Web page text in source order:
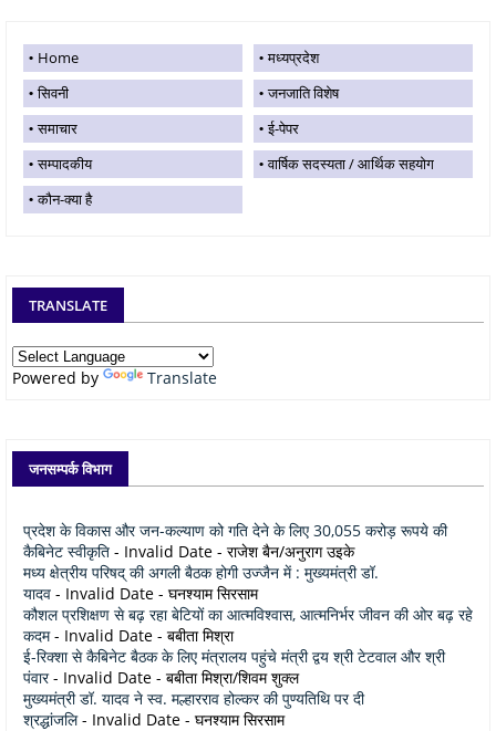
Home
मध्यप्रदेश
सिवनी
जनजाति विशेष
समाचार
ई-पेपर
सम्पादकीय
वार्षिक सदस्यता / आर्थिक सहयोग
कौन-क्या है
TRANSLATE
Powered by Translate
जनसम्पर्क विभाग
प्रदेश के विकास और जन-कल्याण को गति देने के लिए 30,055 करोड़ रूपये की
कैबिनेट स्वीकृति - Invalid Date - राजेश बैन/अनुराग उइके
मध्य क्षेत्रीय परिषद् की अगली बैठक होगी उज्जैन में : मुख्यमंत्री डॉ.
यादव - Invalid Date - घनश्याम सिरसाम
कौशल प्रशिक्षण से बढ़ रहा बेटियों का आत्मविश्वास, आत्मनिर्भर जीवन की ओर बढ़ रहे
कदम- Invalid Date - बबीता मिश्रा
ई-रिक्शा से कैबिनेट बैठक के लिए मंत्रालय पहुंचे मंत्री द्वय श्री टेटवाल और श्री
पंवार- Invalid Date - बबीता मिश्रा/शिवम शुक्ल
मुख्यमंत्री डॉ. यादव ने स्व. मल्हारराव होल्कर की पुण्यतिथि पर दी
श्रद्धांजलि- Invalid Date - घनश्याम सिरसाम